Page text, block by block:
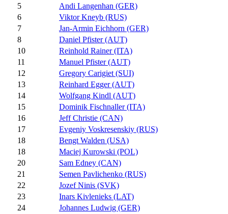
5
Andi Langenhan (GER)
6
Viktor Kneyb (RUS)
7
Jan-Armin Eichhorn (GER)
8
Daniel Pfister (AUT)
10
Reinhold Rainer (ITA)
11
Manuel Pfister (AUT)
12
Gregory Carigiet (SUI)
13
Reinhard Egger (AUT)
14
Wolfgang Kindl (AUT)
15
Dominik Fischnaller (ITA)
16
Jeff Christie (CAN)
17
Evgeniy Voskresenskiy (RUS)
18
Bengt Walden (USA)
18
Maciej Kurowski (POL)
20
Sam Edney (CAN)
21
Semen Pavlichenko (RUS)
22
Jozef Ninis (SVK)
23
Inars Kivlenieks (LAT)
24
Johannes Ludwig (GER)